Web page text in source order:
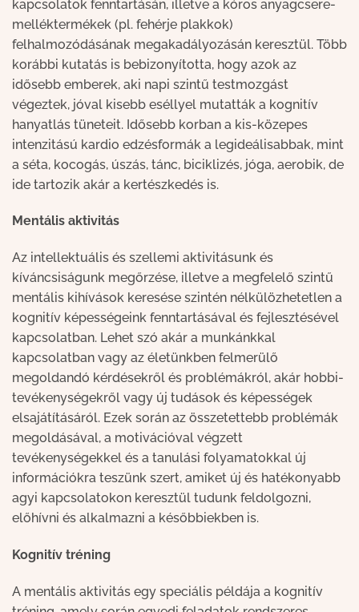
kapcsolatok fenntartásán, illetve a kóros anyagcsere-
melléktermékek (pl. fehérje plakkok)
felhalmozódásának megakadályozásán keresztül. Több
korábbi kutatás is bebizonyította, hogy azok az
idősebb emberek, aki napi szintű testmozgást
végeztek, jóval kisebb eséllyel mutatták a kognitív
hanyatlás tüneteit. Idősebb korban a kis-közepes
intenzitású kardio edzésformák a legideálisabbak, mint
a séta, kocogás, úszás, tánc, biciklizés, jóga, aerobik, de
ide tartozik akár a kertészkedés is.
Mentális aktivitás
Az intellektuális és szellemi aktivitásunk és
kíváncsiságunk megőrzése, illetve a megfelelő szintű
mentális kihívások keresése szintén nélkülözhetetlen a
kognitív képességeink fenntartásával és fejlesztésével
kapcsolatban. Lehet szó akár a munkánkkal
kapcsolatban vagy az életünkben felmerülő
megoldandó kérdésekről és problémákról, akár hobbi-
tevékenységekről vagy új tudások és képességek
elsajátításáról. Ezek során az összetettebb problémák
megoldásával, a motivációval végzett
tevékenységekkel és a tanulási folyamatokkal új
információkra teszünk szert, amiket új és hatékonyabb
agyi kapcsolatokon keresztül tudunk feldolgozni,
előhívni és alkalmazni a későbbiekben is.
Kognitív tréning
A mentális aktivitás egy speciális példája a kognitív